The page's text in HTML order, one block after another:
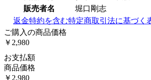
販売者名
堀口剛志
返金特約を含む特定商取引法に基づく
ご購入の商品価格
￥2,980
お支払額
商品価格
￥2,980